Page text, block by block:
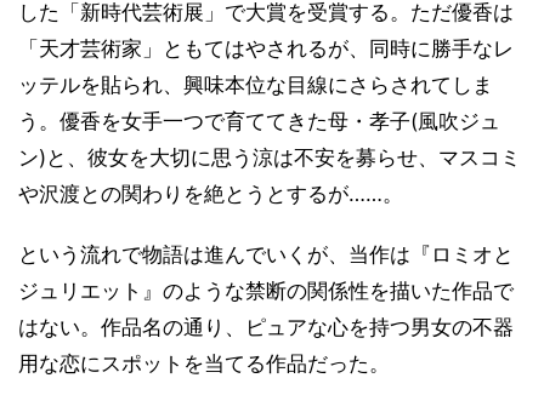
した「新時代芸術展」で大賞を受賞する。ただ優香は
「天才芸術家」ともてはやされるが、同時に勝手なレ
ッテルを貼られ、興味本位な目線にさらされてしま
う。優香を女手一つで育ててきた母・孝子(風吹ジュ
ン)と、彼女を大切に思う涼は不安を募らせ、マスコミ
や沢渡との関わりを絶とうとするが……。
という流れで物語は進んでいくが、当作は『ロミオと
ジュリエット』のような禁断の関係性を描いた作品で
はない。作品名の通り、ピュアな心を持つ男女の不器
用な恋にスポットを当てる作品だった。